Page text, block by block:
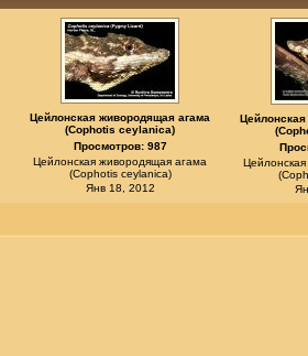
Цейлонская живородящая агама
(Cophotis ceylanica)
Просмотров: 987
Цейлонская живородящая агама
(Cophotis ceylanica)
Янв 18, 2012